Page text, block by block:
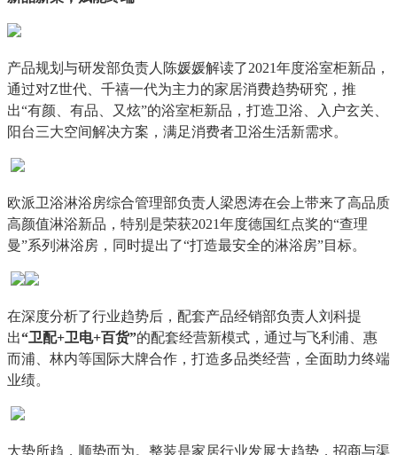
产品规划与研发部负责人陈媛媛解读了2021年度浴室柜新品，
通过对Z世代、千禧一代为主力的家居消费趋势研究，推
出“有颜、有品、又炫”的浴室柜新品，打造卫浴、入户玄关、
阳台三大空间解决方案，满足消费者卫浴生活新需求。
欧派卫浴淋浴房综合管理部负责人梁恩涛在会上带来了高品质
高颜值淋浴新品，特别是荣获2021年度德国红点奖的“查理
曼”系列淋浴房，同时提出了“打造最安全的淋浴房”目标。
在深度分析了行业趋势后，配套产品经销部负责人刘科提
出“卫配+卫电+百货”的配套经营新模式，通过与飞利浦、惠
而浦、林内等国际大牌合作，打造多品类经营，全面助力终端
业绩。
大势所趋，顺势而为。整装是家居行业发展大趋势，招商与渠